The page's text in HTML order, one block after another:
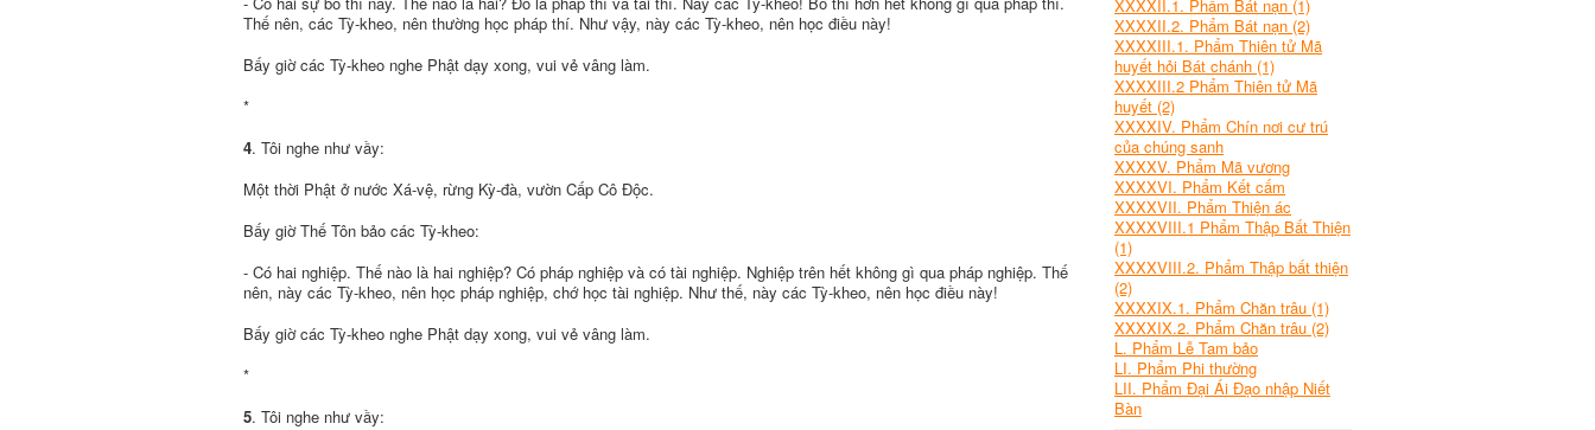
XXXXII.1. Phẩm Bát nạn (1)
XXXXII.2. Phẩm Bát nạn (2)
XXXXIII.1. Phẩm Thiên tử Mã
huyết hỏi Bát chánh (1)
XXXXIII.2 Phẩm Thiên tử Mã
huyết (2)
XXXXIV. Phẩm Chín nơi cư trú
của chúng sanh
XXXXV. Phẩm Mã vương
XXXXVI. Phẩm Kết cấm
XXXXVII. Phẩm Thiện ác
XXXXVIII.1 Phẩm Thập Bất Thiện
(1)
XXXXVIII.2. Phẩm Thập bất thiện
(2)
XXXXIX.1. Phẩm Chăn trâu (1)
XXXXIX.2. Phẩm Chăn trâu (2)
L. Phẩm Lễ Tam bảo
LI. Phẩm Phi thường
LII. Phẩm Đại Ái Đạo nhập Niết
Bàn
Thế nên, các Tỳ-kheo, nên thường học pháp thí. Như vậy, này các Tỳ-kheo, nên học điều này!
Bấy giờ các Tỳ-kheo nghe Phật dạy xong, vui vẻ vâng làm.
*
4. Tôi nghe như vầy:
Một thời Phật ở nước Xá-vệ, rừng Kỳ-đà, vườn Cấp Cô Ðộc.
Bấy giờ Thế Tôn bảo các Tỳ-kheo:
- Có hai nghiệp. Thế nào là hai nghiệp? Có pháp nghiệp và có tài nghiệp. Nghiệp trên hết không gì qua pháp nghiệp. Thế
nên, này các Tỳ-kheo, nên học pháp nghiệp, chớ học tài nghiệp. Như thế, này các Tỳ-kheo, nên học điều này!
Bấy giờ các Tỳ-kheo nghe Phật dạy xong, vui vẻ vâng làm.
*
5. Tôi nghe như vầy: